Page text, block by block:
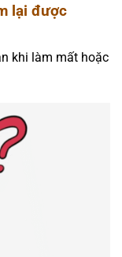
lại được
khi làm mất hoặc